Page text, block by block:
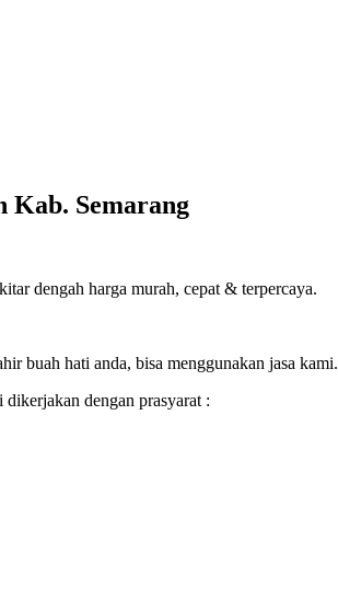
Kab. Semarang
dengah harga murah, cepat & terpercaya.
buah hati anda, bisa menggunakan jasa kami.
dengan prasyarat :